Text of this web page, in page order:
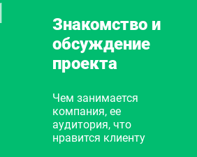
Знакомство и
обсуждение
проекта
Чем занимается
компания, ее
аудитория, что
нравится клиенту